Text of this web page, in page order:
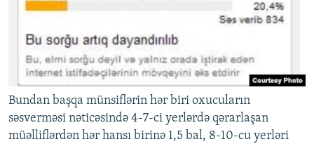
Bundan başqa münsiflərin hər biri oxucuların
səsverməsi nəticəsində 4-7-ci yerlərdə qərarlaşan
müəlliflərdən hər hansı birinə 1,5 bal, 8-10-cu yerləri